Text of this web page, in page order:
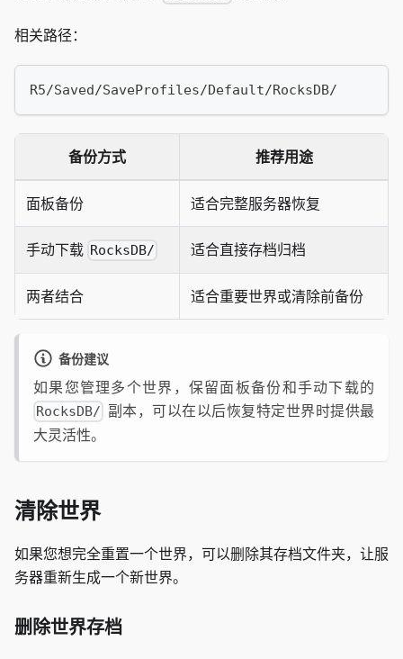
相关路径：
R5/Saved/SaveProfiles/Default/RocksDB/
备份方式 推荐用途
面板备份 适合完整服务器恢复
手动下载 RocksDB/ 适合直接存档归档
两者结合 适合重要世界或清除前备份
备份建议
如果您管理多个世界，保留面板备份和手动下载的
RocksDB/ 副本，可以在以后恢复特定世界时提供最
大灵活性。
清除世界
如果您想完全重置一个世界，可以删除其存档文件夹，让服
务器重新生成一个新世界。
删除世界存档